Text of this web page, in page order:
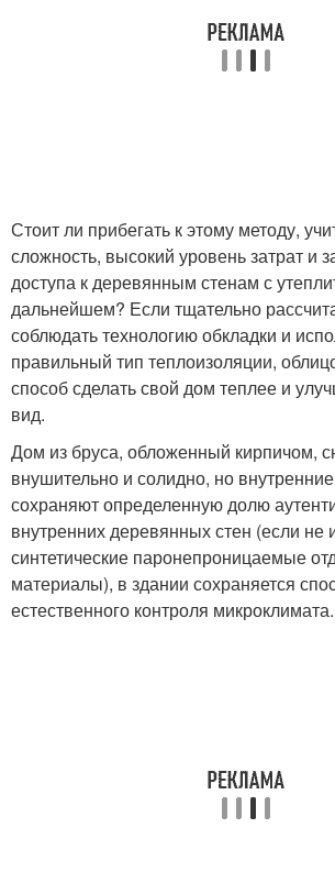
Стоит ли прибегать к этому методу,
сложность, высокий уровень затрат и
доступа к деревянным стенам с
дальнейшем? Если тщательно
соблюдать технологию обкладки и
правильный тип теплоизоляции,
способ сделать свой дом теплее и
вид.
Дом из бруса, обложенный кирпичом,
внушительно и солидно, но
сохраняют определенную долю
внутренних деревянных стен (если не
синтетические паронепроницаемые
материалы), в здании сохраняется
естественного контроля микроклимата.